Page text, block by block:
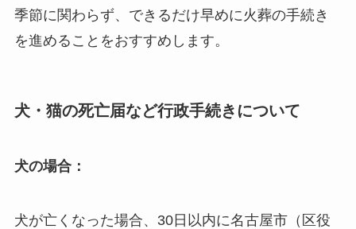
季節に関わらず、できるだけ早めに火葬の手続き
を進めることをおすすめします。
犬・猫の死亡届など行政手続きについて
犬の場合：
犬が亡くなった場合、30日以内に名古屋市（区役